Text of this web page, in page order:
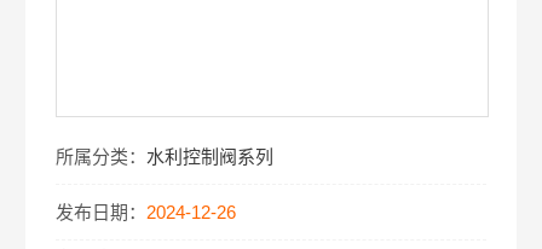
所属分类： 水利控制阀系列
发布日期： 2024-12-26